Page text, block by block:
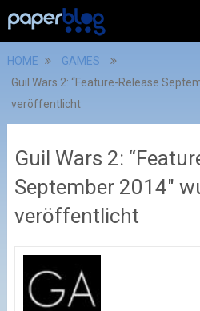
HOME
GAMES
Guil Wars 2: “Feature-Release
veröffentlicht
Guil Wars 2:
September 2014″
veröffentlicht